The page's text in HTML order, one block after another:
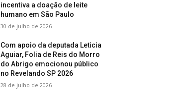
incentiva a doação de leite
humano em São Paulo
30 de julho de 2026
Com apoio da deputada Leticia
Aguiar, Folia de Reis do Morro
do Abrigo emocionou público
no Revelando SP 2026
28 de julho de 2026